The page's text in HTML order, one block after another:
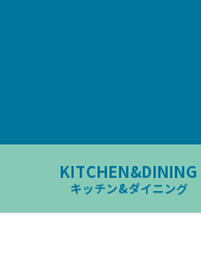
KITCHEN&DINING
キッチン&ダイニング